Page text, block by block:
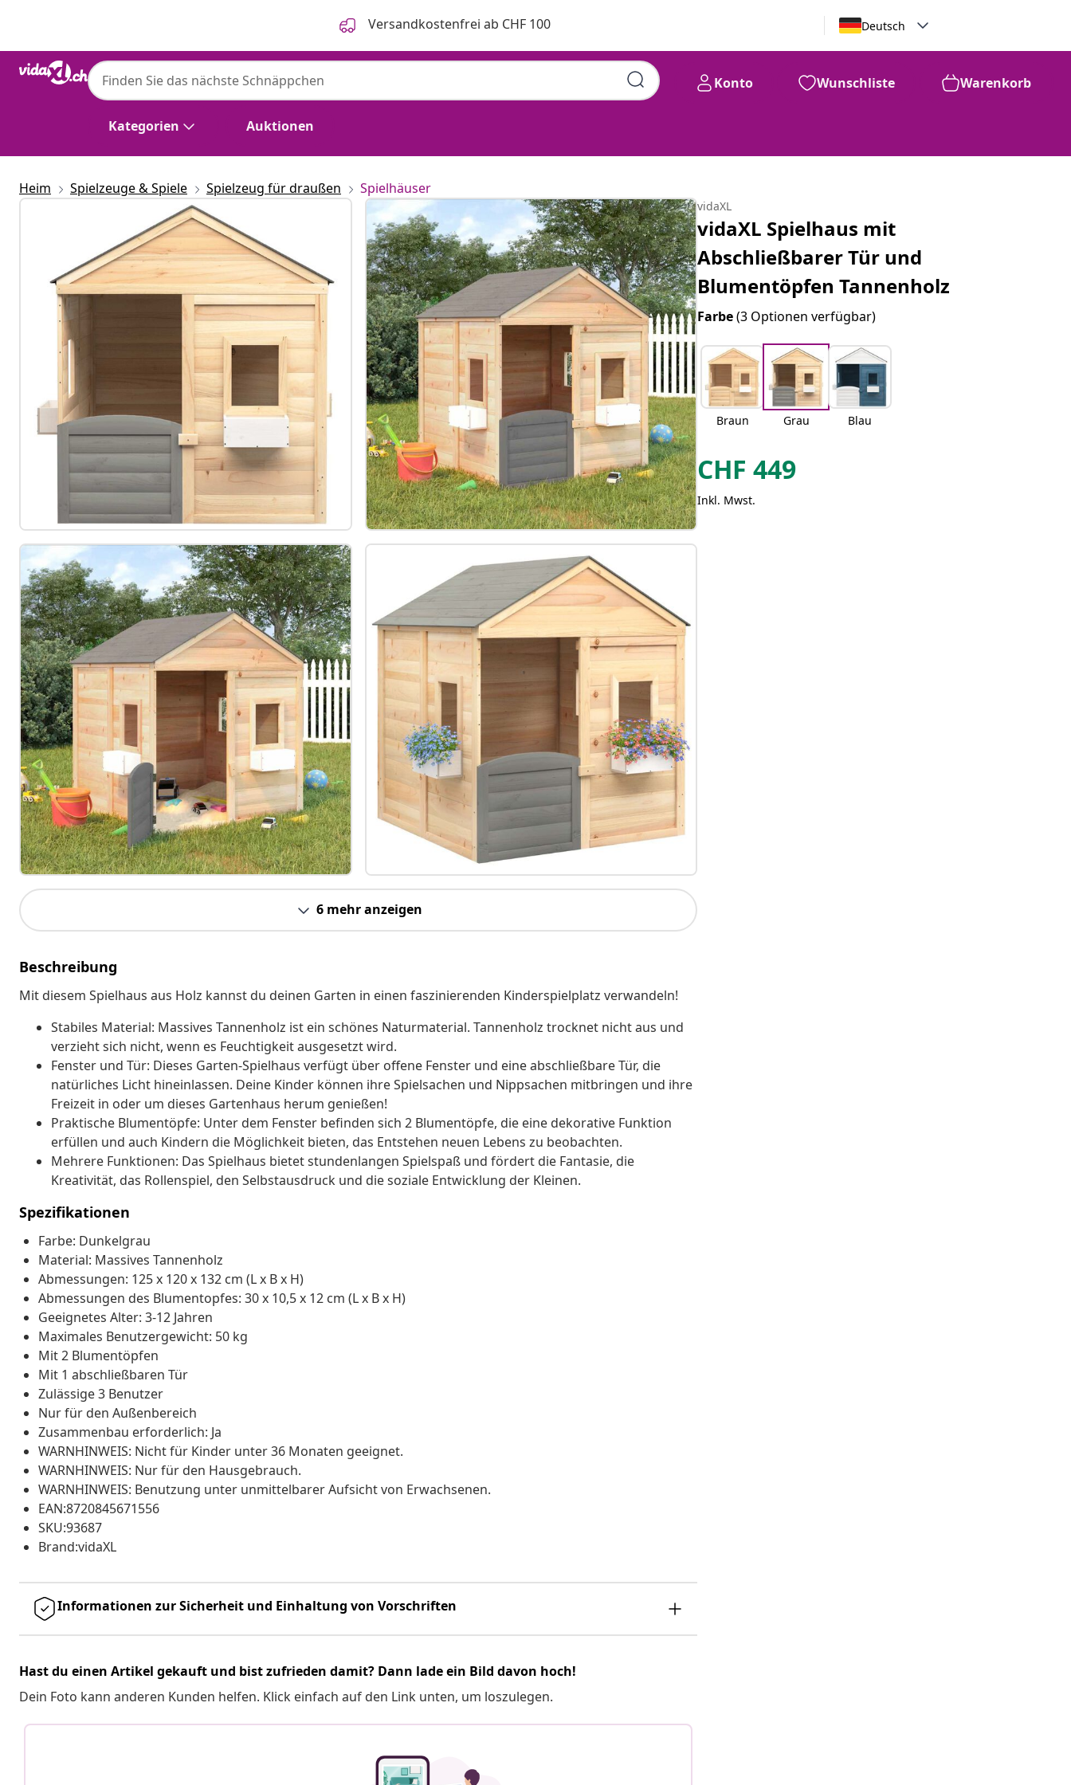
Versandkostenfrei ab CHF 100 Deutsch
Kategorien Auktionen
Konto Wunschliste Warenkorb
Heim Spielzeuge & Spiele Spielzeug für draußen Spielhäuser
6 mehr anzeigen
Beschreibung
Mit diesem Spielhaus aus Holz kannst du deinen Garten in einen faszinierenden Kinderspielplatz verwandeln!
Stabiles Material: Massives Tannenholz ist ein schönes Naturmaterial. Tannenholz trocknet nicht aus und
verzieht sich nicht, wenn es Feuchtigkeit ausgesetzt wird.
Fenster und Tür: Dieses Garten-Spielhaus verfügt über offene Fenster und eine abschließbare Tür, die
natürliches Licht hineinlassen. Deine Kinder können ihre Spielsachen und Nippsachen mitbringen und ihre
Freizeit in oder um dieses Gartenhaus herum genießen!
Praktische Blumentöpfe: Unter dem Fenster befinden sich 2 Blumentöpfe, die eine dekorative Funktion
erfüllen und auch Kindern die Möglichkeit bieten, das Entstehen neuen Lebens zu beobachten.
Mehrere Funktionen: Das Spielhaus bietet stundenlangen Spielspaß und fördert die Fantasie, die
Kreativität, das Rollenspiel, den Selbstausdruck und die soziale Entwicklung der Kleinen.
Spezifikationen
Farbe: Dunkelgrau
Material: Massives Tannenholz
Abmessungen: 125 x 120 x 132 cm (L x B x H)
Abmessungen des Blumentopfes: 30 x 10,5 x 12 cm (L x B x H)
Geeignetes Alter: 3-12 Jahren
Maximales Benutzergewicht: 50 kg
Mit 2 Blumentöpfen
Mit 1 abschließbaren Tür
Zulässige 3 Benutzer
Nur für den Außenbereich
Zusammenbau erforderlich: Ja
WARNHINWEIS: Nicht für Kinder unter 36 Monaten geeignet.
WARNHINWEIS: Nur für den Hausgebrauch.
WARNHINWEIS: Benutzung unter unmittelbarer Aufsicht von Erwachsenen.
EAN:8720845671556
SKU:93687
Brand:vidaXL
Informationen zur Sicherheit und Einhaltung von Vorschriften
Hast du einen Artikel gekauft und bist zufrieden damit? Dann lade ein Bild davon hoch!
Dein Foto kann anderen Kunden helfen. Klick einfach auf den Link unten, um loszulegen.
vidaXL
vidaXL Spielhaus mit
Abschließbarer Tür und
Blumentöpfen Tannenholz
Farbe(3 Optionen verfügbar)
Braun Grau Blau
CHF 449
Inkl. Mwst.